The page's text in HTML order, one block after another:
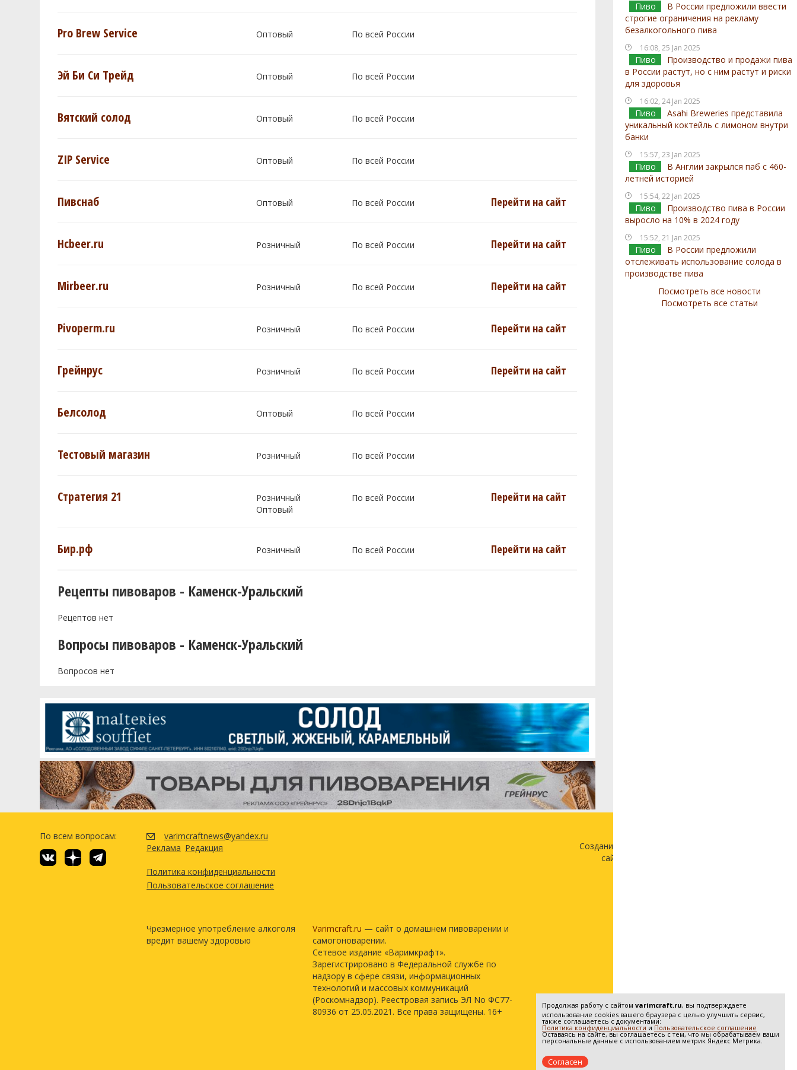
Пиво
В России предложили ввести
строгие ограничения на рекламу
безалкогольного пива
16:08, 25 Jan 2025
Пиво
Производство и продажи пива
в России растут, но с ним растут и риски
для здоровья
16:02, 24 Jan 2025
Пиво
Asahi Breweries представила
уникальный коктейль с лимоном внутри
банки
15:57, 23 Jan 2025
Пиво
В Англии закрылся паб с 460-
летней историей
15:54, 22 Jan 2025
Пиво
Производство пива в России
выросло на 10% в 2024 году
15:52, 21 Jan 2025
Пиво
В России предложили
отслеживать использование солода в
производстве пива
Посмотреть все новости
Посмотреть все статьи
Pro Brew Service Оптовый По всей России
Эй Би Си Трейд Оптовый По всей России
Вятский солод Оптовый По всей России
ZIP Service Оптовый По всей России
Пивснаб Оптовый По всей России Перейти на сайт
Hcbeer.ru Розничный По всей России Перейти на сайт
Mirbeer.ru Розничный По всей России Перейти на сайт
Pivoperm.ru Розничный По всей России Перейти на сайт
Грейнрус Розничный По всей России Перейти на сайт
Белсолод Оптовый По всей России
Тестовый магазин Розничный По всей России
Стратегия 21
Розничный
Оптовый
По всей России Перейти на сайт
Бир.рф Розничный По всей России Перейти на сайт
Рецепты пивоваров - Каменск-Уральский
Рецептов нет
Вопросы пивоваров - Каменск-Уральский
Вопросов нет
По всем вопросам:
varimcraftnews@yandex.ru
Реклама Редакция
Политика конфиденциальности
Пользовательское соглашение
Чрезмерное употребление алкоголя
вредит вашему здоровью
Varimcraft.ru — сайт о домашнем пивоварении и
самогоноварении.
Сетевое издание «Варимкрафт».
Зарегистрировано в Федеральной службе по
надзору в сфере связи, информационных
технологий и массовых коммуникаций
(Роскомнадзор). Реестровая запись ЭЛ No ФС77-
80936 от 25.05.2021. Все права защищены. 16+
Создание и продвижение
сайта —
Продолжая работу с сайтом varimcraft.ru, вы подтверждаете
использование cookies вашего браузера с целью улучшить сервис,
также соглашаетесь с документами:
Политика конфиденциальности и Пользовательское соглашение
Оставаясь на сайте, вы соглашаетесь с тем, что мы обрабатываем ваши
персональные данные с использованием метрик Яндекс Метрика.
Согласен